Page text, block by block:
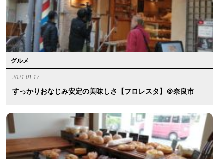
グルメ
2021.01.17
すっかりおなじみ安定の美味しさ【フロレスタ】＠奈良市